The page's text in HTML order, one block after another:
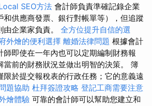
SEO方法 會計師負責準確記錄企業
和供應商發票、銀行對帳單等），但追蹤
由企業家負責。 全方位提升自信的選
外燴的便利選擇 離婚法律問題 根據會計
師即使在一年內也可以定期編制財務報
當前的財務狀況並做出明智的決策。 簿
限於提交報稅表的行政任務；它的意義遠
題協助 杜拜簽證攻略 登記工商需要注意
燴體驗 可靠的會計師可以幫助您建立和